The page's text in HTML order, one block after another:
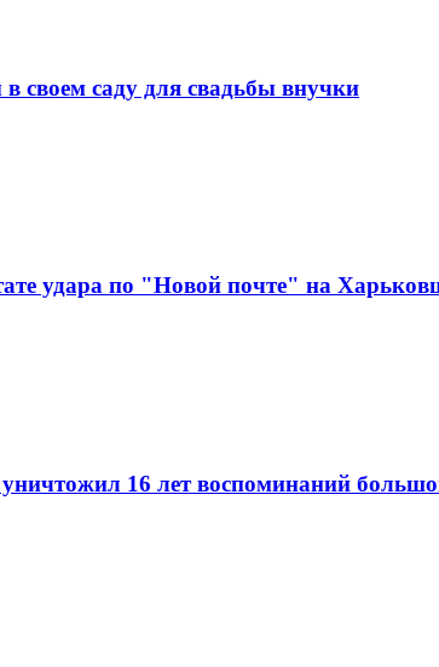
своем саду для свадьбы внучки
удара по "Новой почте" на
16 лет воспоминаний